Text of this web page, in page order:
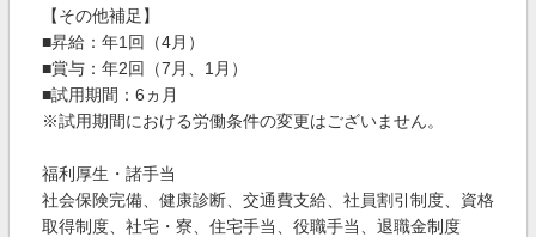
【その他補足】
■昇給：年1回（4月）
■賞与：年2回（7月、1月）
■試用期間：6ヵ月
※試用期間における労働条件の変更はございません。
福利厚生・諸手当
社会保険完備、健康診断、交通費支給、社員割引制度、資格
取得制度、社宅・寮、住宅手当、役職手当、退職金制度